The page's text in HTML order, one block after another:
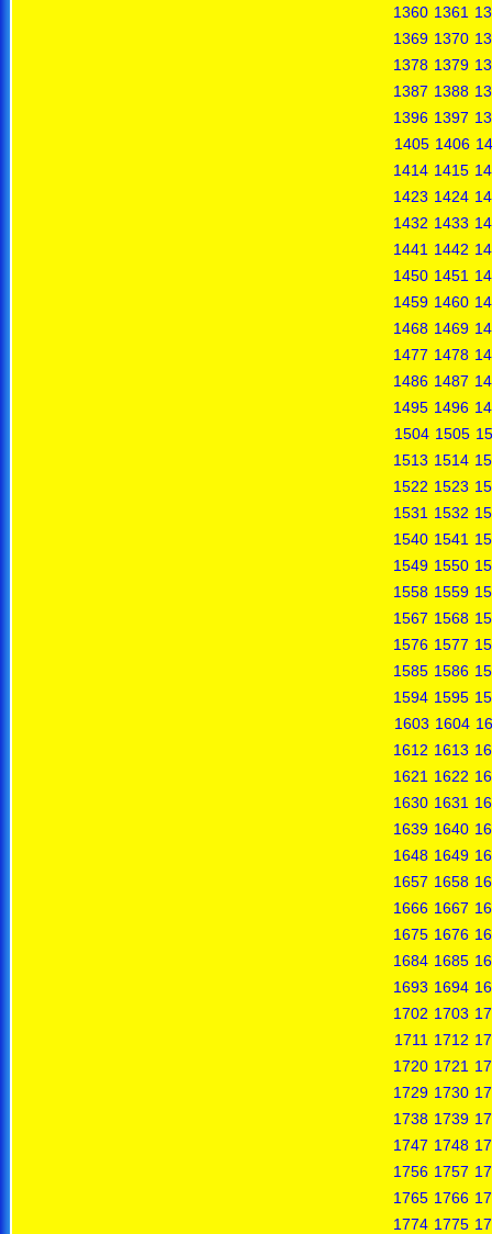
1360 1361
1369 1370
1378 1379
1387 1388
1396 1397
1405 1406
1414 1415
1423 1424
1432 1433
1441 1442
1450 1451
1459 1460
1468 1469
1477 1478
1486 1487
1495 1496
1504 1505
1513 1514
1522 1523
1531 1532
1540 1541
1549 1550
1558 1559
1567 1568
1576 1577
1585 1586
1594 1595
1603 1604
1612 1613
1621 1622
1630 1631
1639 1640
1648 1649
1657 1658
1666 1667
1675 1676
1684 1685
1693 1694
1702 1703
1711 1712
1720 1721
1729 1730
1738 1739
1747 1748
1756 1757
1765 1766
1774 1775